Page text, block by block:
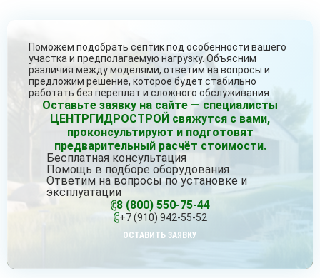
Поможем подобрать септик под особенности вашего
участка и предполагаемую нагрузку. Объясним
различия между моделями, ответим на вопросы и
предложим решение, которое будет стабильно
работать без переплат и сложного обслуживания.
Оставьте заявку на сайте — специалисты
ЦЕНТРГИДРОСТРОЙ свяжутся с вами,
проконсультируют и подготовят
предварительный расчёт стоимости.
Бесплатная консультация
Помощь в подборе оборудования
Ответим на вопросы по установке и
эксплуатации
8 (800) 550-75-44
+7 (910) 942-55-52
ОСТАВИТЬ ЗАЯВКУ